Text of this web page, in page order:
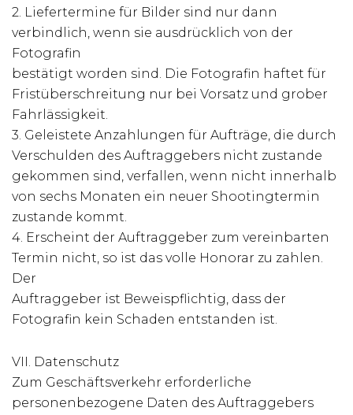
2. Liefertermine für Bilder sind nur dann
verbindlich, wenn sie ausdrücklich von der
Fotografin
bestätigt worden sind. Die Fotografin haftet für
Fristüberschreitung nur bei Vorsatz und grober
Fahrlässigkeit.
3. Geleistete Anzahlungen für Aufträge, die durch
Verschulden des Auftraggebers nicht zustande
gekommen sind, verfallen, wenn nicht innerhalb
von sechs Monaten ein neuer Shootingtermin
zustande kommt.
4. Erscheint der Auftraggeber zum vereinbarten
Termin nicht, so ist das volle Honorar zu zahlen.
Der
Auftraggeber ist Beweispflichtig, dass der
Fotografin kein Schaden entstanden ist.
VII. Datenschutz
Zum Geschäftsverkehr erforderliche
personenbezogene Daten des Auftraggebers